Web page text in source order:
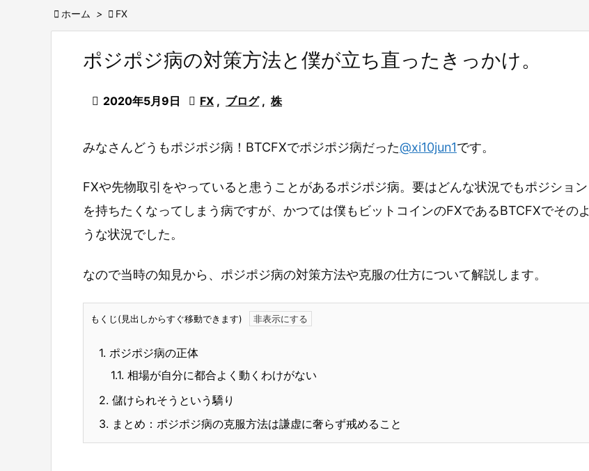
 ホーム >  FX
ポジポジ病の対策方法と僕が立ち直ったきっかけ。
 2020年5月9日  FX , ブログ , 株
みなさんどうもポジポジ病！BTCFXでポジポジ病だった@xi10jun1です。
FXや先物取引をやっていると患うことがあるポジポジ病。要はどんな状況でもポジション
を持ちたくなってしまう病ですが、かつては僕もビットコインのFXであるBTCFXでそのよ
うな状況でした。
なので当時の知見から、ポジポジ病の対策方法や克服の仕方について解説します。
もくじ(見出しからすぐ移動できます)
1. ポジポジ病の正体
1.1. 相場が自分に都合よく動くわけがない
2. 儲けられそうという驕り
3. まとめ：ポジポジ病の克服方法は謙虚に奢らず戒めること